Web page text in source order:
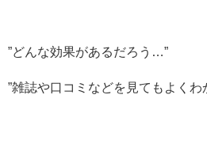
”どんな効果があるだろう…”
”雑誌や口コミなどを見てもよく